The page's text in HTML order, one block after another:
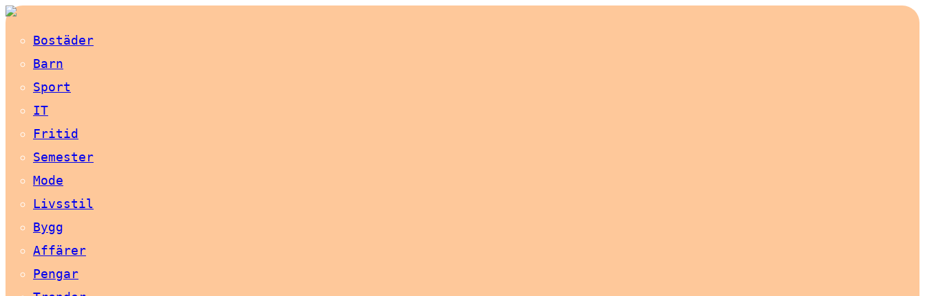
Bostäder
Barn
Sport
IT
Fritid
Semester
Mode
Livsstil
Bygg
Affärer
Pengar